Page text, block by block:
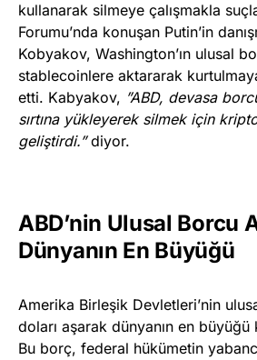
kullanarak silmeye çalışmakla
Forumu’nda konuşan Putin’in
Kobyakov, Washington’ın ulusal
stablecoinlere aktararak kurtulmaya
etti. Kabyakov, ”ABD, devasa
sırtına yükleyerek silmek için
geliştirdi.”diyor.
ABD’nin Ulusal Borcu
Dünyanın En Büyüğü
Amerika Birleşik Devletleri’nin
doları aşarak dünyanın en
Bu borç, federal hükümetin